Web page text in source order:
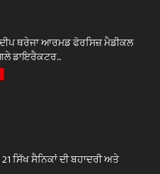
ਥਰੇਜਾ ਆਰਮਡ ਫੋਰਸਿਜ਼ ਮੈਡੀਕਲ
ਡਾਇਰੈਕਟਰ...
ਸਿੱਖ ਸੈਨਿਕਾਂ ਦੀ ਬਹਾਦਰੀ ਅਤੇ